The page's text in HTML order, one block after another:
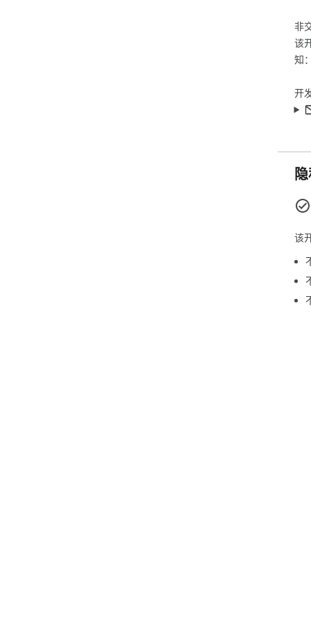
开
非
该
知
该